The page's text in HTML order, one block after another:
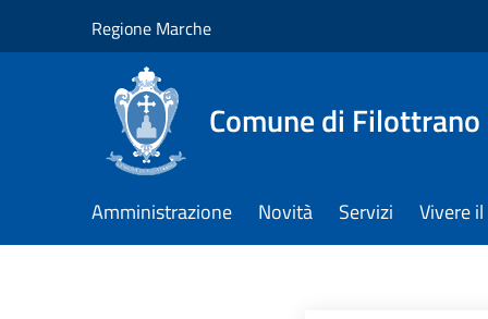
Regione Marche
Comune di Filottrano
Amministrazione Novità Servizi Vivere